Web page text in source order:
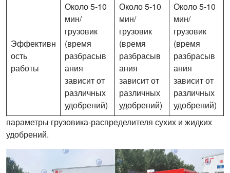
Эффективн
ость
работы
Около 5-10
мин/
грузовик
(время
разбрасыв
ания
зависит от
различных
удобрений)
Около 5-10
мин/
грузовик
(время
разбрасыв
ания
зависит от
различных
удобрений)
Около 5-10
мин/
грузовик
(время
разбрасыв
ания
зависит от
различных
удобрений)
параметры грузовика-распределителя сухих и жидких
удобрений.